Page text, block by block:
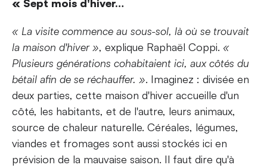
« Sept mois d'hiver…
« La visite commence au sous-sol, là où se trouvait
la maison d'hiver », explique Raphaël Coppi. «
Plusieurs générations cohabitaient ici, aux côtés du
bétail afin de se réchauffer. ». Imaginez : divisée en
deux parties, cette maison d'hiver accueille d'un
côté, les habitants, et de l'autre, leurs animaux,
source de chaleur naturelle. Céréales, légumes,
viandes et fromages sont aussi stockés ici en
prévision de la mauvaise saison. Il faut dire qu'à